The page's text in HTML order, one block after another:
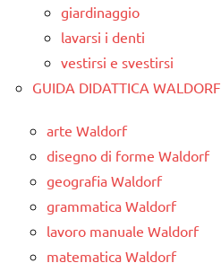
giardinaggio
lavarsi i denti
vestirsi e svestirsi
GUIDA DIDATTICA WALDORF
arte Waldorf
disegno di forme Waldorf
geografia Waldorf
grammatica Waldorf
lavoro manuale Waldorf
matematica Waldorf